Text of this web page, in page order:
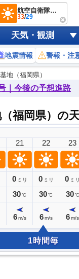
航空自衛隊芦屋基地（福岡県）
33/29
天気・観測
地震情報 警報・注
地（福岡県）
｜今後の予想進路
福岡県）の
21
0 ミリ
30℃
6 m/s
22
0 ミリ
30℃
6 m/s
23
0 ミリ
30 ℃
6m/s
1時間毎